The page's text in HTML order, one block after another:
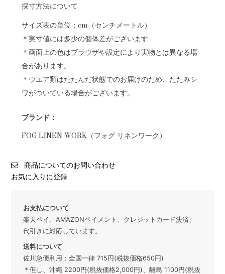
採寸方法について
サイズ表の単位：cm（センチメートル）
＊実寸値には多少の個体差がございます
＊画面上の色はブラウザや設定により実物とは異なる場
合があります。
＊ウエア類はたたんだ状態でのお届けのため、たたみシ
ワがついている場合がございます。
ブランド：
FOG LINEN WORK（フォグ リネンワーク）
商品についてのお問い合わせ
お気に入りに登録
お支払について
楽天ペイ、AMAZONペイメント、クレジットカード決済、
代引きに対応しています。
送料について
佐川急便利用：全国一律 715円(税抜価格650円)
＊但し、沖縄 2200円(税抜価格2,000円)、離島 1100円(税抜